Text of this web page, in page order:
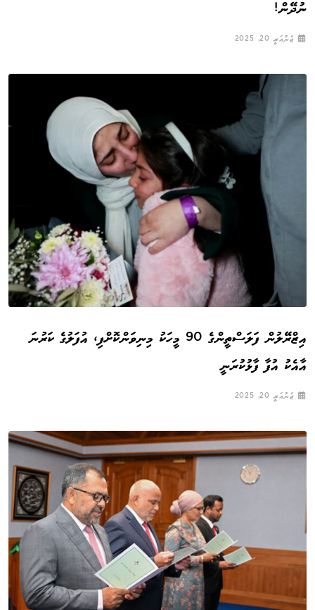
ނުދޭން!
ޖެނުއަރީ 20, 2025
އިޒްރޭލުން ފަލަސްތީންގެ 90 މީހަކު މިނިވަންކޮށްފި، އުފަލުގެ ކަރުނަ
އާއެކު އުފާ ފާޅުކުރަނީ
ޖެނުއަރީ 20, 2025